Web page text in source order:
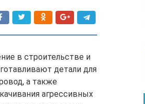
в строительстве и
детали для
а также
агрессивных